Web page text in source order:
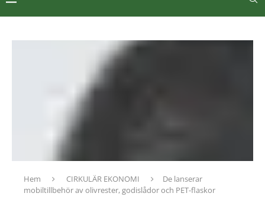
Hem CIRKULÄR EKONOMI
De lanserar
mobiltillbehör av olivrester, godislådor och PET-flaskor